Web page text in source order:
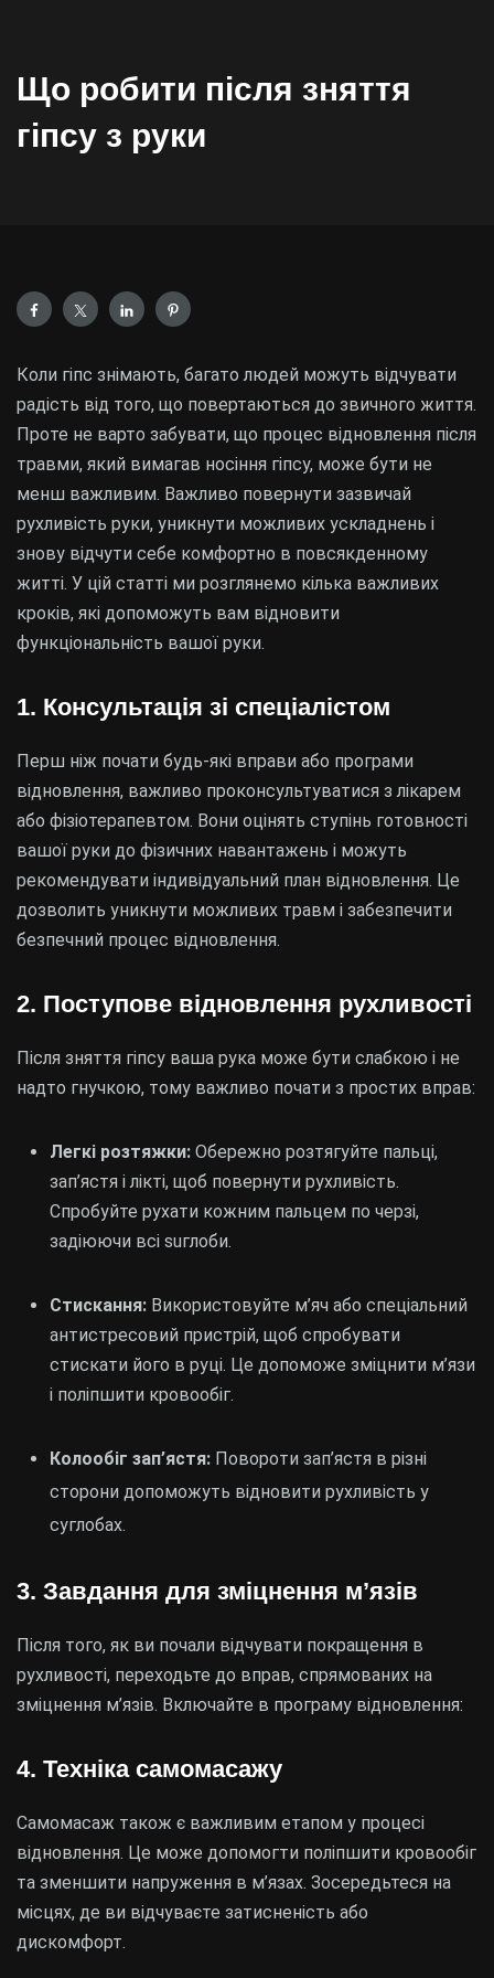
Що робити після зняття
гіпсу з руки
Коли гіпс знімають, багато людей можуть відчувати
радість від того, що повертаються до звичного життя.
Проте не варто забувати, що процес відновлення після
травми, який вимагав носіння гіпсу, може бути не
менш важливим. Важливо повернути зазвичай
рухливість руки, уникнути можливих ускладнень і
знову відчути себе комфортно в повсякденному
житті. У цій статті ми розглянемо кілька важливих
кроків, які допоможуть вам відновити
функціональність вашої руки.
1. Консультація зі спеціалістом
Перш ніж почати будь-які вправи або програми
відновлення, важливо проконсультуватися з лікарем
або фізіотерапевтом. Вони оцінять ступінь готовності
вашої руки до фізичних навантажень і можуть
рекомендувати індивідуальний план відновлення. Це
дозволить уникнути можливих травм і забезпечити
безпечний процес відновлення.
2. Поступове відновлення рухливості
Після зняття гіпсу ваша рука може бути слабкою і не
надто гнучкою, тому важливо почати з простих вправ:
Легкі розтяжки: Обережно розтягуйте пальці,
зап’ястя і лікті, щоб повернути рухливість.
Спробуйте рухати кожним пальцем по черзі,
задіюючи всі suглоби.
Стискання: Використовуйте м’яч або спеціальний
антистресовий пристрій, щоб спробувати
стискати його в руці. Це допоможе зміцнити м’язи
і поліпшити кровообіг.
Колообіг зап’ястя: Повороти зап’ястя в різні
сторони допоможуть відновити рухливість у
суглобах.
3. Завдання для зміцнення м’язів
Після того, як ви почали відчувати покращення в
рухливості, переходьте до вправ, спрямованих на
зміцнення м’язів. Включайте в програму відновлення:
4. Техніка самомасажу
Самомасаж також є важливим етапом у процесі
відновлення. Це може допомогти поліпшити кровообіг
та зменшити напруження в м’язах. Зосередьтеся на
місцях, де ви відчуваєте затисненість або
дискомфорт.